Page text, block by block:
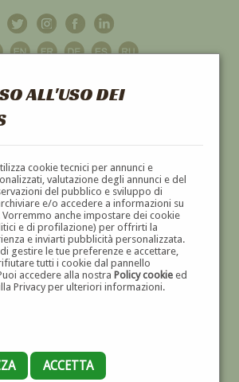
ALL'USO DEI
cookie tecnici per annunci e
valutazione degli annunci e del
del pubblico e sviluppo di
e/o accedere a informazioni su
anche impostare dei cookie
e di profilazione) per offrirti la
e inviarti pubblicità personalizzata.
gestire le tue preferenze e accettare,
tutti i cookie dal pannello
accedere alla nostra Policy cookieed
Privacy per ulteriori informazioni.
ACCETTA
GALLERIAD'ARTE
E SCULTURE '800 E '900